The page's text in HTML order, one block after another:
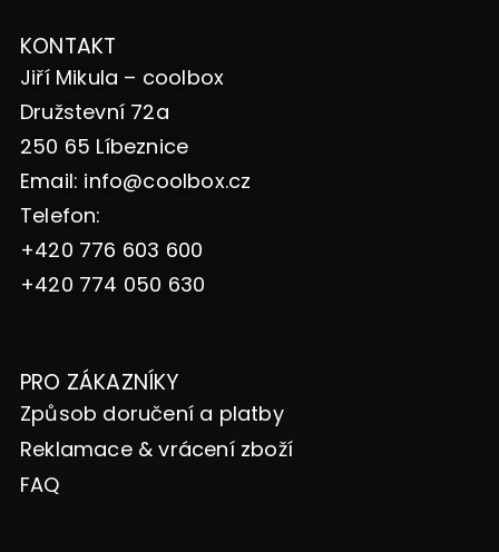
KONTAKT
Jiří Mikula – coolbox
Družstevní 72a
250 65 Líbeznice
Email: info@coolbox.cz
Telefon:
+420 776 603 600
+420 774 050 630
PRO ZÁKAZNÍKY
Způsob doručení a platby
Reklamace & vrácení zboží
FAQ